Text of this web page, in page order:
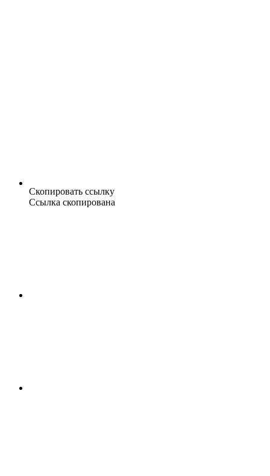
Скопировать ссылку
Ссылка скопирована